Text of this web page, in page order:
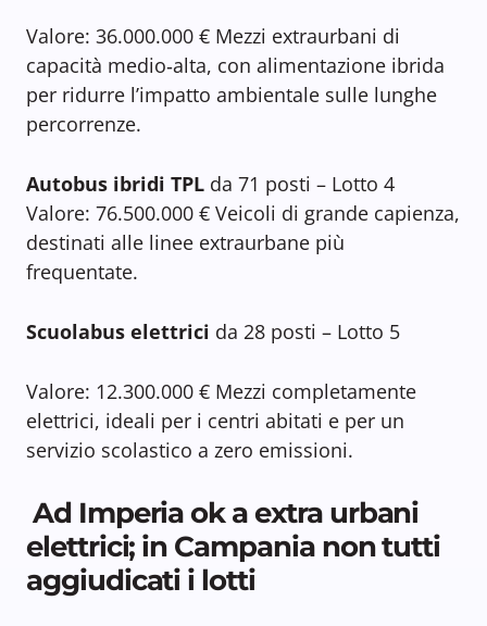
Valore: 36.000.000 € Mezzi extraurbani di
capacità medio‑alta, con alimentazione ibrida
per ridurre l’impatto ambientale sulle lunghe
percorrenze.
Autobus ibridi TPL da 71 posti – Lotto 4
Valore: 76.500.000 € Veicoli di grande capienza,
destinati alle linee extraurbane più
frequentate.
Scuolabus elettrici da 28 posti – Lotto 5
Valore: 12.300.000 € Mezzi completamente
elettrici, ideali per i centri abitati e per un
servizio scolastico a zero emissioni.
Ad Imperia ok a extra urbani
elettrici; in Campania non tutti
aggiudicati i lotti